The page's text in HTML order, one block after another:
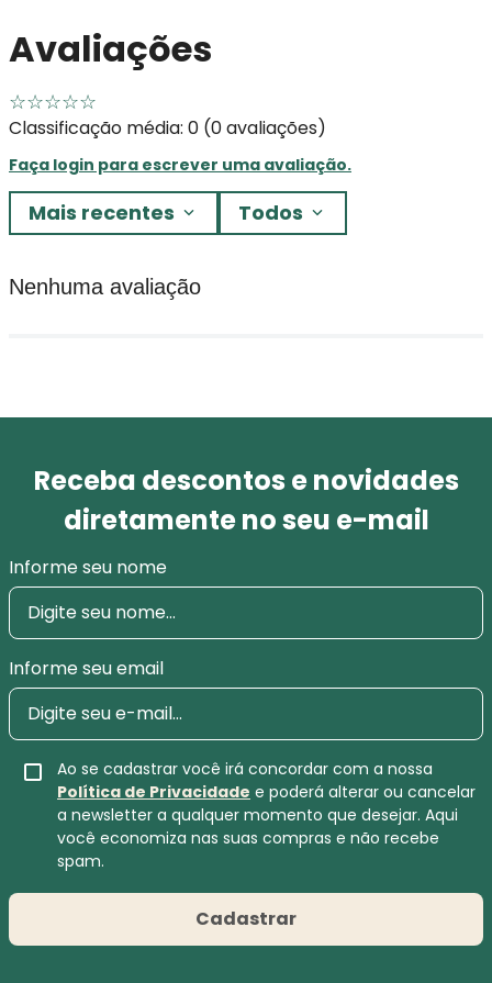
Avaliações
☆☆☆☆☆
Classificação média: 0 (0 avaliações)
Faça login para escrever uma avaliação.
Mais recentes Todos
Nenhuma avaliação
Receba descontos e novidades
diretamente no seu e-mail
Informe seu nome
Informe seu email
Ao se cadastrar você irá concordar com a nossa
Política de Privacidade e poderá alterar ou cancelar
a newsletter a qualquer momento que desejar. Aqui
você economiza nas suas compras e não recebe
spam.
Cadastrar